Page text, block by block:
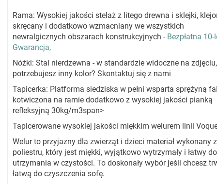
Rama: Wysokiej jakości stelaż z litego drewna i sklejki,
skręcany i dodatkowo wzmacniany we wszystkich
newralgicznych obszarach konstrukcyjnych - Bezpłatna
Gwarancja,
Nóżki: Stal nierdzewna - w standardzie widoczne na zdjęciu,
potrzebujesz inny kolor? Skontaktuj się z nami
Tapicerka: Platforma siedziska w pełni wsparta sprężyną
kotwiczona na ramie dodatkowo z wysokiej jakości pianką
refleksyjną 30kg/m3span>
Tapicerowane wysokiej jakości miękkim welurem linii
Welur to przyjazny dla zwierząt i dzieci materiał wykonany z
poliestru, który jest miękki, wyjątkowo wytrzymały i łatwy do
utrzymania w czystości. To doskonały wybór jeśli chcesz
łatwą do czyszczenia sofę.